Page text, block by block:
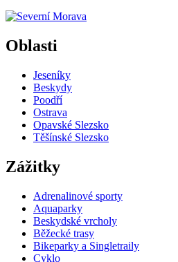
Oblasti
Jeseníky
Beskydy
Poodří
Ostrava
Opavské Slezsko
Těšínské Slezsko
Zážitky
Adrenalinové sporty
Aquaparky
Beskydské vrcholy
Běžecké trasy
Bikeparky a Singletraily
Cyklo